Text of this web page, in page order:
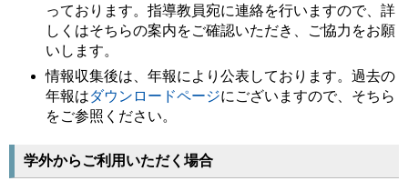
っております。指導教員宛に連絡を行いますので、詳
しくはそちらの案内をご確認いただき、ご協力をお願
いします。
情報収集後は、年報により公表しております。過去の
年報はダウンロードページにございますので、そちら
をご参照ください。
学外からご利用いただく場合